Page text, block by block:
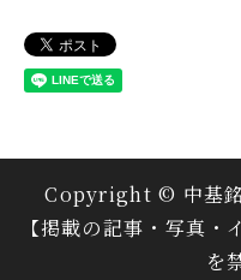
Copyright © 中基
【掲載の記事・写真・
を